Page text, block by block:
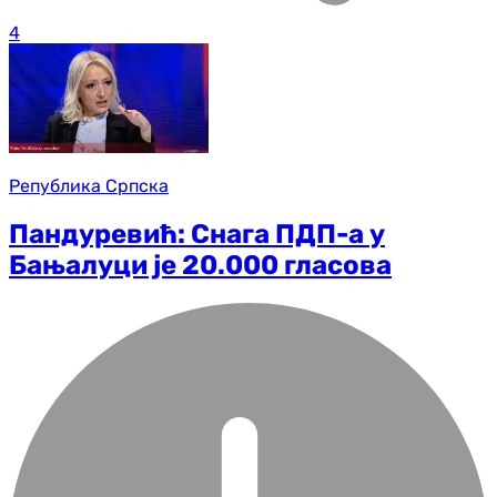
4
Република Српска
Пандуревић: Снага ПДП-а у
Бањалуци је 20.000 гласова